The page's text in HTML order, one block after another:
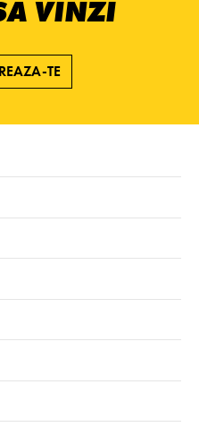
VINZI
TE